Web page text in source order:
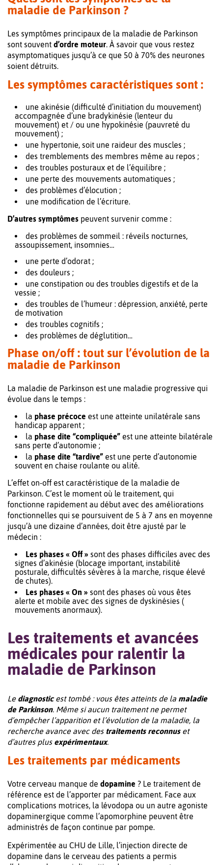
maladie de Parkinson ?
Les symptômes principaux de la maladie de Parkinson
sont souvent d’ordre moteur. À savoir que vous restez
asymptomatiques jusqu’à ce que 50 à 70% des neurones
soient détruits.
Les symptômes caractéristiques sont :
une akinésie (difficulté d’initiation du mouvement)
accompagnée d’une bradykinésie (lenteur du
mouvement) et / ou une hypokinésie (pauvreté du
mouvement) ;
une hypertonie, soit une raideur des muscles ;
des tremblements des membres même au repos ;
des troubles posturaux et de l’équilibre ;
une perte des mouvements automatiques ;
des problèmes d’élocution ;
une modification de l’écriture.
D’autres symptômes peuvent survenir comme :
des problèmes de sommeil : réveils nocturnes,
assoupissement, insomnies…
une perte d’odorat ;
des douleurs ;
une constipation ou des troubles digestifs et de la
vessie ;
des troubles de l’humeur : dépression, anxiété, perte
de motivation
des troubles cognitifs ;
des problèmes de déglutition…
Phase on/off : tout sur l’évolution de la
maladie de Parkinson
La maladie de Parkinson est une maladie progressive qui
évolue dans le temps :
la phase précoce est une atteinte unilatérale sans
handicap apparent ;
la phase dite “compliquée” est une atteinte bilatérale
sans perte d’autonomie ;
la phase dite “tardive” est une perte d’autonomie
souvent en chaise roulante ou alité.
L’effet on-off est caractéristique de la maladie de
Parkinson. C’est le moment où le traitement, qui
fonctionne rapidement au début avec des améliorations
fonctionnelles qui se poursuivent de 5 à 7 ans en moyenne
jusqu’à une dizaine d’années, doit être ajusté par le
médecin :
Les phases « Off » sont des phases difficiles avec des
signes d’akinésie (blocage important, instabilité
posturale, difficultés sévères à la marche, risque élevé
de chutes).
Les phases « On » sont des phases où vous êtes
alerte et mobile avec des signes de dyskinésies (
mouvements anormaux).
Les traitements et avancées
médicales pour ralentir la
maladie de Parkinson
Le diagnosticest tombé : vous êtes atteints de la maladie
de Parkinson. Même si aucun traitement ne permet
d’empêcher l’apparition et l’évolution de la maladie, la
recherche avance avec des traitements reconnuset
d’autres plus expérimentaux.
Les traitements par médicaments
Votre cerveau manque de dopamine ? Le traitement de
référence est de l’apporter par médicament. Face aux
complications motrices, la lévodopa ou un autre agoniste
dopaminergique comme l’apomorphine peuvent être
administrés de façon continue par pompe.
Expérimentée au CHU de Lille, l’injection directe de
dopamine dans le cerveau des patients a permis